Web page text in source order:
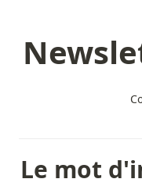
Le mot